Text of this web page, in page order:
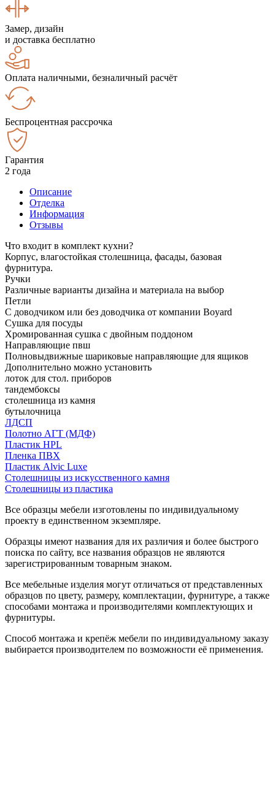
Замер, дизайн
и доставка бесплатно
Оплата наличными, безналичный расчёт
Беспроцентная рассрочка
Гарантия
2 года
Описание
Отделка
Информация
Отзывы
Что входит в комплект кухни?
Корпус, влагостойкая столешница, фасады, базовая
фурнитура.
Ручки
Различные варианты дизайна и материала на выбор
Петли
С доводчиком или без доводчика от компании Boyard
Сушка для посуды
Хромированная сушка с двойным поддоном
Направляющие пвш
Полновыдвижные шариковые направляющие для ящиков
Дополнительно можно установить
лоток для стол. приборов
тандембоксы
столешница из камня
бутылочница
ЛДСП
Полотно АГТ (МДФ)
Пластик HPL
Пленка ПВХ
Пластик Alvic Luxe
Столешницы из искусственного камня
Столешницы из пластика
Все образцы мебели изготовлены по индивидуальному
проекту в единственном экземпляре.
Образцы имеют названия для их различия и более быстрого
поиска по сайту, все названия образцов не являются
зарегистрированным товарным знаком.
Все мебельные изделия могут отличаться от представленных
образцов по цвету, размеру, комплектации, фурнитуре, а также
способами монтажа и производителями комплектующих и
фурнитуры.
Способ монтажа и крепёж мебели по индивидуальному заказу
выбирается производителем по возможности её применения.